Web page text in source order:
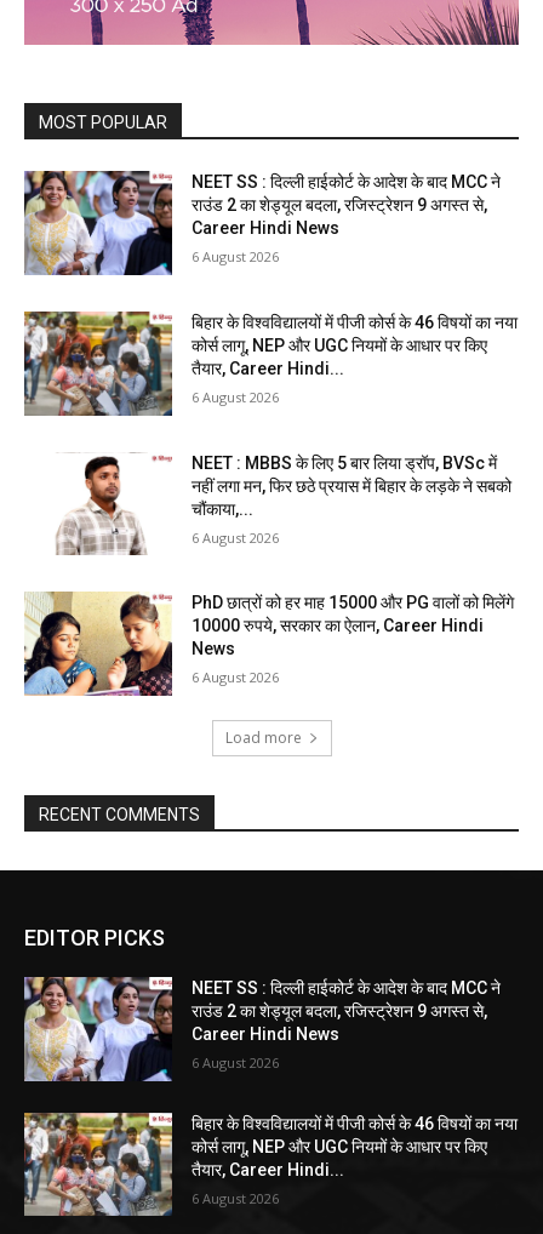
MOST POPULAR
NEET SS : दिल्ली हाईकोर्ट के आदेश के बाद MCC ने
राउंड 2 का शेड्यूल बदला, रजिस्ट्रेशन 9 अगस्त से,
Career Hindi News
6 August 2026
बिहार के विश्वविद्यालयों में पीजी कोर्स के 46 विषयों का नया
कोर्स लागू, NEP और UGC नियमों के आधार पर किए
तैयार, Career Hindi...
6 August 2026
NEET : MBBS के लिए 5 बार लिया ड्रॉप, BVSc में
नहीं लगा मन, फिर छठे प्रयास में बिहार के लड़के ने सबको
चौंकाया,...
6 August 2026
PhD छात्रों को हर माह 15000 और PG वालों को मिलेंगे
10000 रुपये, सरकार का ऐलान, Career Hindi
News
6 August 2026
Load more
RECENT COMMENTS
EDITOR PICKS
NEET SS : दिल्ली हाईकोर्ट के आदेश के बाद MCC ने
राउंड 2 का शेड्यूल बदला, रजिस्ट्रेशन 9 अगस्त से,
Career Hindi News
6 August 2026
बिहार के विश्वविद्यालयों में पीजी कोर्स के 46 विषयों का नया
कोर्स लागू, NEP और UGC नियमों के आधार पर किए
तैयार, Career Hindi...
6 August 2026